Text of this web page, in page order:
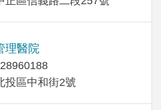
理醫院
投區中和街2號